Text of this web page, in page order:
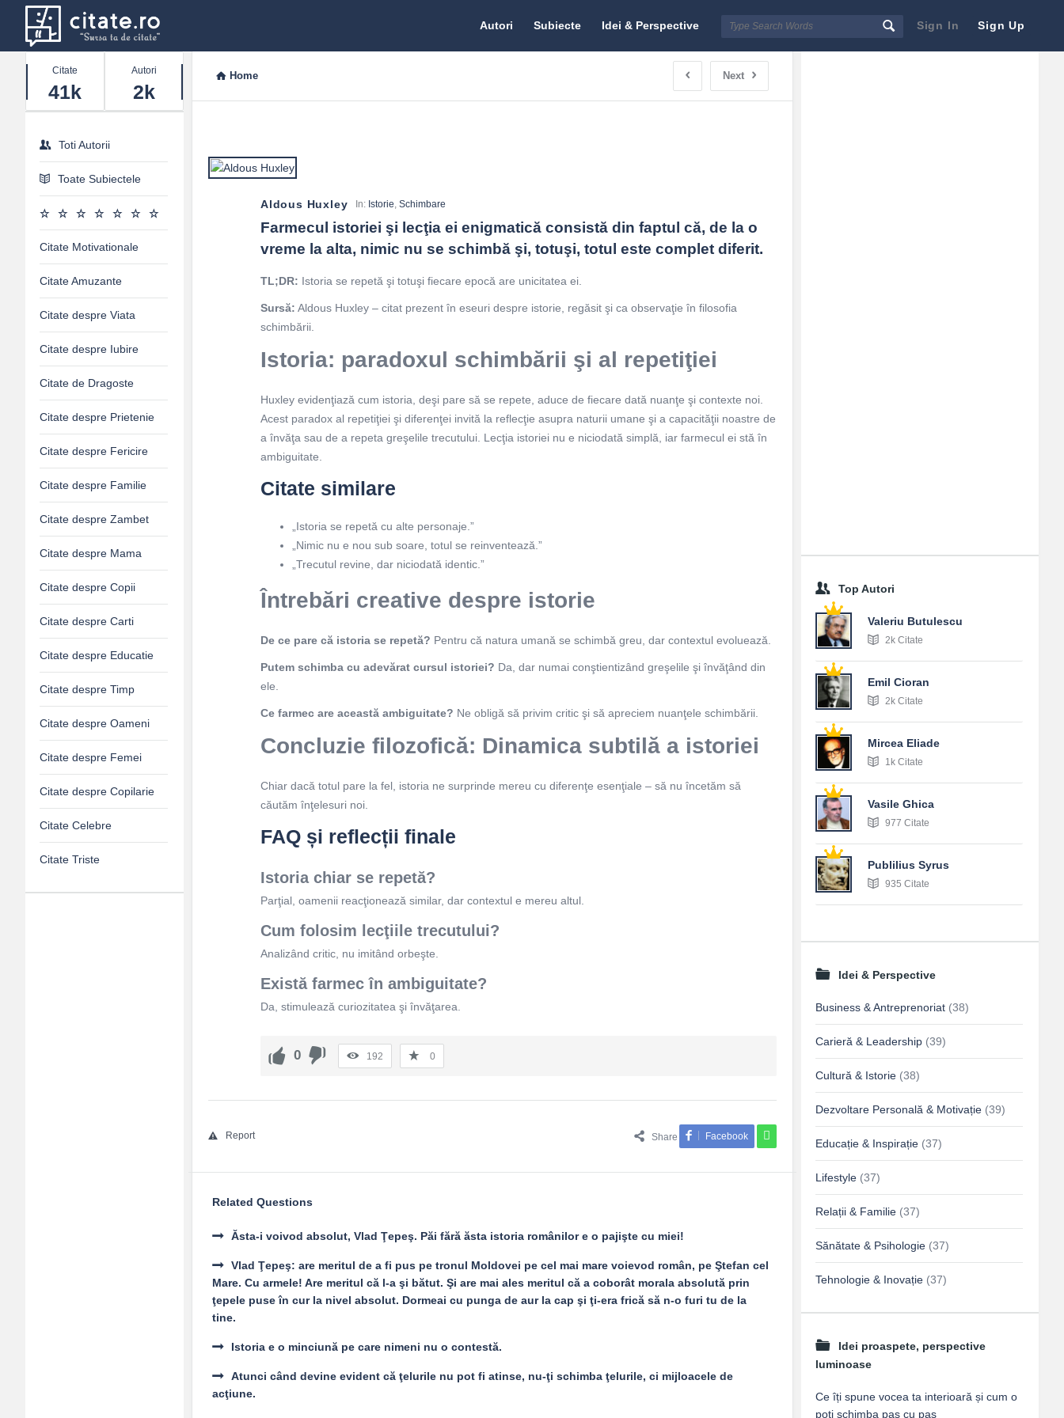
Sign In Sign Up
Citate.ro
Autori Subiecte Idei & Perspective
Home Next
Aldous Huxley In: Istorie,Schimbare
Farmecul istoriei şi lecţia ei enigmatică consistă din faptul că, de la o
vreme la alta, nimic nu se schimbă şi, totuşi, totul este complet diferit.
TL;DR: Istoria se repetă şi totuşi fiecare epocă are unicitatea ei.
Sursă: Aldous Huxley – citat prezent în eseuri despre istorie, regăsit şi ca observaţie în filosofia
schimbării.
Istoria: paradoxul schimbării şi al repetiţiei
Huxley evidenţiază cum istoria, deşi pare să se repete, aduce de fiecare dată nuanţe şi contexte noi.
Acest paradox al repetiţiei şi diferenţei invită la reflecţie asupra naturii umane şi a capacităţii noastre de
a învăţa sau de a repeta greşelile trecutului. Lecţia istoriei nu e niciodată simplă, iar farmecul ei stă în
ambiguitate.
Citate similare
„Istoria se repetă cu alte personaje.”
„Nimic nu e nou sub soare, totul se reinventează.”
„Trecutul revine, dar niciodată identic.”
Întrebări creative despre istorie
De ce pare că istoria se repetă? Pentru că natura umană se schimbă greu, dar contextul evoluează.
Putem schimba cu adevărat cursul istoriei? Da, dar numai conştientizând greşelile şi învăţând din
ele.
Ce farmec are această ambiguitate? Ne obligă să privim critic şi să apreciem nuanţele schimbării.
Concluzie filozofică: Dinamica subtilă a istoriei
Chiar dacă totul pare la fel, istoria ne surprinde mereu cu diferenţe esenţiale – să nu încetăm să
căutăm înţelesuri noi.
FAQ și reflecții finale
Istoria chiar se repetă?
Parţial, oamenii reacţionează similar, dar contextul e mereu altul.
Cum folosim lecţiile trecutului?
Analizând critic, nu imitând orbeşte.
Există farmec în ambiguitate?
Da, stimulează curiozitatea şi învăţarea.
0 192 0
Share Facebook
Report
Related Questions
Ăsta-i voivod absolut, Vlad Ţepeş. Păi fără ăsta istoria românilor e o pajişte cu miei!
Vlad Ţepeş: are meritul de a fi pus pe tronul Moldovei pe cel mai mare voievod român, pe Ştefan cel
Mare. Cu armele! Are meritul că l-a şi bătut. Şi are mai ales meritul că a coborât morala absolută prin
ţepele puse în cur la nivel absolut. Dormeai cu punga de aur la cap şi ţi-era frică să n-o furi tu de la
tine.
Istoria e o minciună pe care nimeni nu o contestă.
Atunci când devine evident că ţelurile nu pot fi atinse, nu-ţi schimba ţelurile, ci mijloacele de
acţiune.
Top Autori
Valeriu Butulescu
2k Citate
Emil Cioran
2k Citate
Mircea Eliade
1k Citate
Vasile Ghica
977 Citate
Publilius Syrus
935 Citate
Idei & Perspective
Business & Antreprenoriat (38)
Carieră & Leadership (39)
Cultură & Istorie (38)
Dezvoltare Personală & Motivație (39)
Educație & Inspirație (37)
Lifestyle (37)
Relații & Familie (37)
Sănătate & Psihologie (37)
Tehnologie & Inovație (37)
Idei proaspete, perspective
luminoase
Ce îți spune vocea ta interioară și cum o
poți schimba pas cu pas
Stats
Citate
41k
Autori
2k
Toti Autorii
Toate Subiectele
Citate Motivationale
Citate Amuzante
Citate despre Viata
Citate despre Iubire
Citate de Dragoste
Citate despre Prietenie
Citate despre Fericire
Citate despre Familie
Citate despre Zambet
Citate despre Mama
Citate despre Copii
Citate despre Carti
Citate despre Educatie
Citate despre Timp
Citate despre Oameni
Citate despre Femei
Citate despre Copilarie
Citate Celebre
Citate Triste